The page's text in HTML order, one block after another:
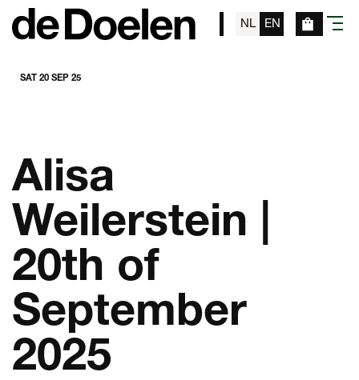
NL EN menu
SAT 20 SEP 25
Alisa
Weilerstein |
20th of
September
2025